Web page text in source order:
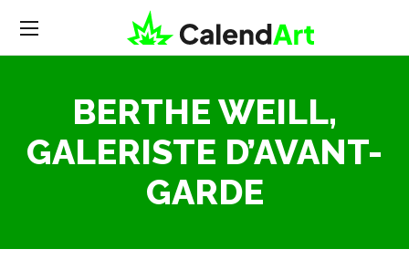
BERTHE WEILL,
GALERISTE D’AVANT-
GARDE